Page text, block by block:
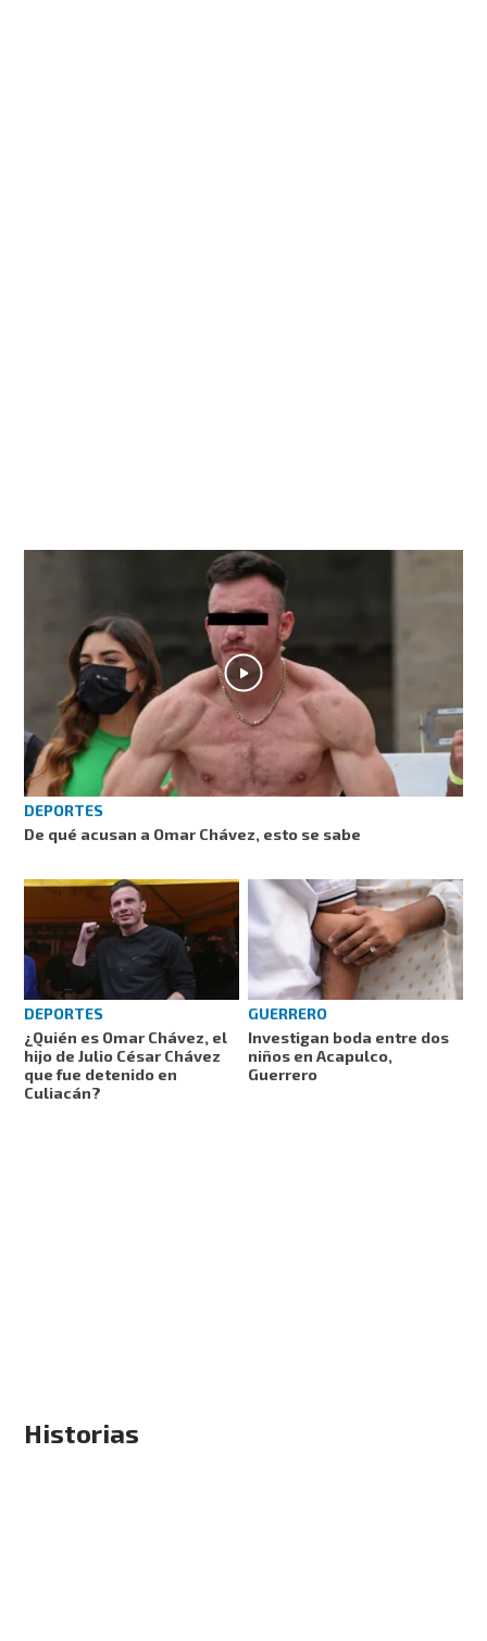
DEPORTES
De qué acusan a Omar Chávez, esto se sabe
DEPORTES
¿Quién es Omar Chávez, el
hijo de Julio César Chávez
que fue detenido en
Culiacán?
GUERRERO
Investigan boda entre dos
niños en Acapulco,
Guerrero
Historias